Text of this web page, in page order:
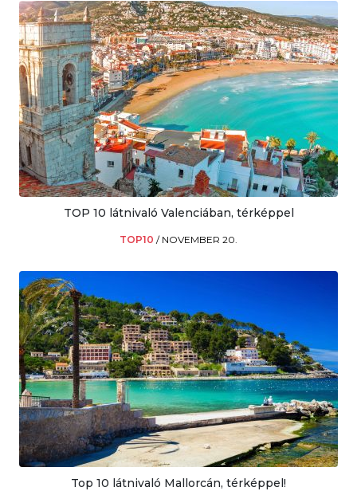
TOP 10 látnivaló Valenciában, térképpel
TOP10 / NOVEMBER 20.
Top 10 látnivaló Mallorcán, térképpel!